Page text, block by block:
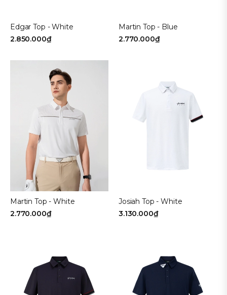
Edgar Top - White
2.850.000₫
Martin Top - Blue
2.770.000₫
Martin Top - White
2.770.000₫
Josiah Top - White
3.130.000₫